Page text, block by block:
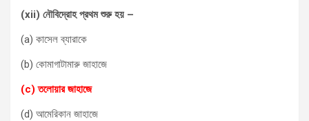
(xii) নৌবিদ্রোহ প্রথম শুরু হয় –
(a) কাসেল ব্যারাকে
(b) কোমাগাটামারু জাহাজে
(c) তলোয়ার জাহাজে
(d) আমেরিকান জাহাজে